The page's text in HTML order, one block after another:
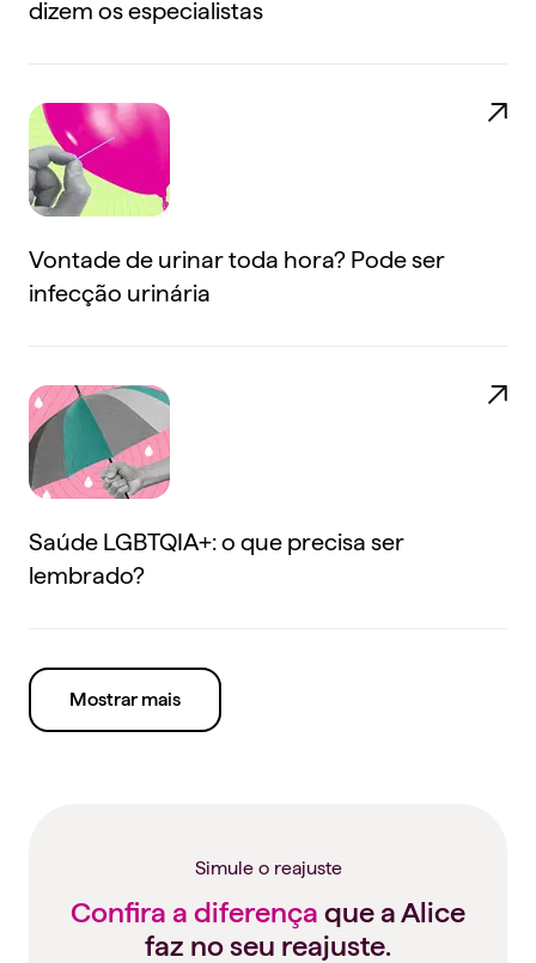
dizem os especialistas
Vontade de urinar toda hora? Pode ser
infecção urinária
Saúde LGBTQIA+: o que precisa ser
lembrado?
Mostrar mais
Simule o reajuste
Confira a diferença que a Alice
faz no seu reajuste.